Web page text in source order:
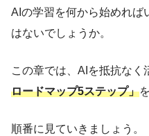
AIの学習を何から始めれば
はないでしょうか。
この章では、AIを抵抗なく
ロードマップ5ステップ」
順番に見ていきましょう。